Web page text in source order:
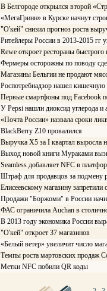
В Белгороде открылся второй
«МегаГринн» в Курске начнут
"О'кей" снизил прогноз роста
Ритейлеры России в 2013-2015 гг
Rewe откроет рестораны быстрого
Фермеры осторожны по поводу
Магазины Бельгии не продают
Роспотребнадзор нашел кишечную
Первые смартфоны под Facebook
У Pepsi нашли диоксид углерода и
«Почта России» назвала сроки
BlackBerry Z10 провалился
Выручка X5 за I квартал выросла
Выход новой книги Мураками
Seamless добавляет NFC в
Штраф для продавцов за подмену
Елисеевскому магазину
Продажи "Боржоми" в России
ФАС ограничила Auchan в
В 2013 году экономика России
"О'кей" откроет 37 магазинов
«Белый ветер» увеличит число
Темпы роста мартовских продаж
Метки NFC побили QR коды